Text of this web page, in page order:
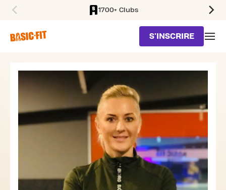
1700+ Clubs
S'INSCRIRE